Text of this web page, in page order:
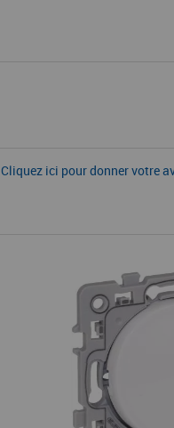
Cliquez ici pour donner votre